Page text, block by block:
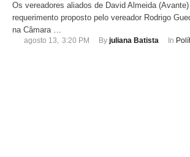
Os vereadores aliados de David Almeida
requerimento proposto pelo vereador Rodrigo
na Câmara …
agosto 13, 3:20 PM By juliana Batista In